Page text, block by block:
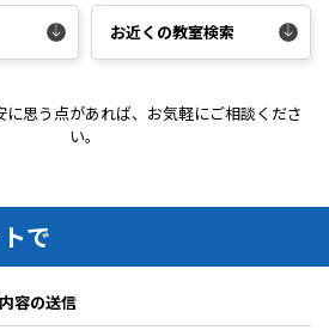
お近くの教室検索
思う点があれば、お気軽にご相談くださ
い。
で
容の送信